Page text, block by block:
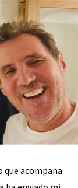
que acompaña